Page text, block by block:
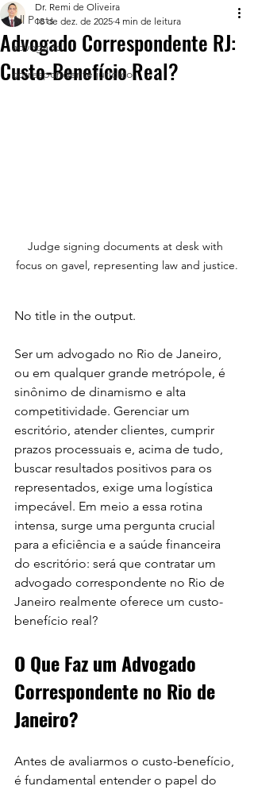
All Posts
advogado
correspondente jurídico
Advogado Correspondente RJ:
Custo-Benefício Real?
Dr. Remi de Oliveira
18 de dez. de 2025 4 min de leitura
Judge signing documents at desk with
focus on gavel, representing law and justice.
No title in the output.
Ser um advogado no Rio de Janeiro,
ou em qualquer grande metrópole, é
sinônimo de dinamismo e alta
competitividade. Gerenciar um
escritório, atender clientes, cumprir
prazos processuais e, acima de tudo,
buscar resultados positivos para os
representados, exige uma logística
impecável. Em meio a essa rotina
intensa, surge uma pergunta crucial
para a eficiência e a saúde financeira
do escritório: será que contratar um
advogado correspondente no Rio de
Janeiro realmente oferece um custo-
benefício real?
O Que Faz um Advogado
Correspondente no Rio de
Janeiro?
Antes de avaliarmos o custo-benefício,
é fundamental entender o papel do